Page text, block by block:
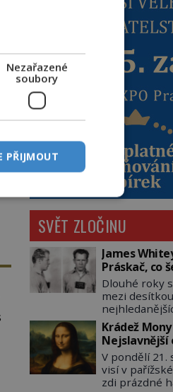
SVĚT ZLOČINU
James
Práskač, co
práskačích
Dlouhé roky
mezi desítkou
dopracuje to
dvě – hned
Ládinovi
James
(1929–2018)
spoluúčasti
Krádež
Nejslavnější
zůstane dva
nezvěstný
V pondělí 21.
visí v
zdi prázdné
Nezařazené
soubory
PŘIJMOUT